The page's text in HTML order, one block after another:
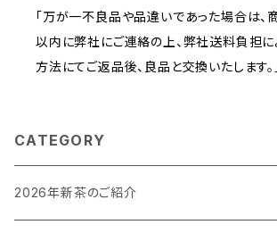
「万が一不良品や品違いであった場合は、
以内に弊社にご連絡の上、弊社送料負担
方法にてご返品後、良品と交換いたします。
CATEGORY
2026年新茶のご紹介